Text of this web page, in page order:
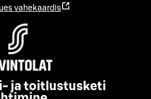
vahekaardis
ja toitlustusketi